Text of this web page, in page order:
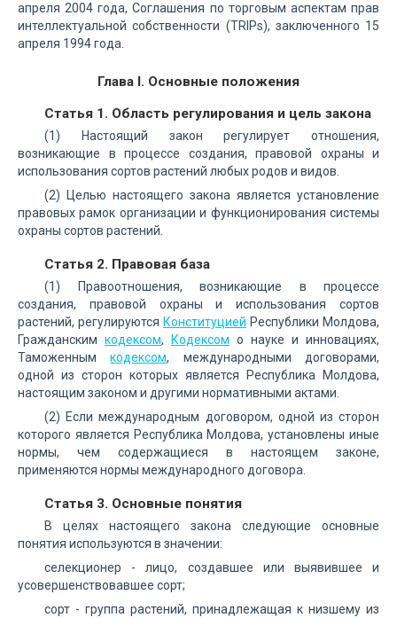
апреля 2004 года, Соглашения по торговым аспектам прав
интеллектуальной собственности (TRIPs), заключенного 15
апреля 1994 года.
Глава I. Основные положения
Статья 1. Область регулирования и цель закона
(1) Настоящий закон регулирует отношения,
возникающие в процессе создания, правовой охраны и
использования сортов растений любых родов и видов.
(2) Целью настоящего закона является установление
правовых рамок организации и функционирования системы
охраны сортов растений.
Статья 2. Правовая база
(1) Правоотношения, возникающие в процессе
создания, правовой охраны и использования сортов
растений, регулируются Конституцией Республики Молдова,
Гражданским кодексом, Кодексом о науке и инновациях,
Таможеннымкодексом, международными договорами,
одной из сторон которых является Республика Молдова,
настоящим законом и другими нормативными актами.
(2) Если международным договором, одной из сторон
которого является Республика Молдова, установлены иные
нормы, чем содержащиеся в настоящем законе,
применяются нормы международного договора.
Статья 3. Основные понятия
В целях настоящего закона следующие основные
понятия используются в значении:
селекционер - лицо, создавшее или выявившее и
усовершенствовавшее сорт;
сорт - группа растений, принадлежащая к низшему из